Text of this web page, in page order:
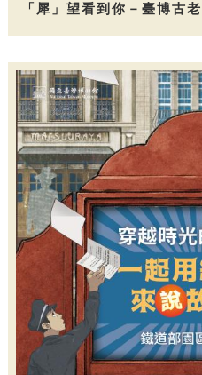
「犀」望看到你－臺博古